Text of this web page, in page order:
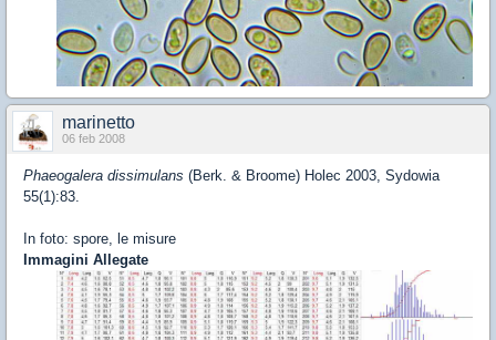
marinetto
06 feb 2008
Phaeogalera dissimulans (Berk. & Broome) Holec 2003, Sydowia
55(1):83.
In foto: spore, le misure
Immagini Allegate